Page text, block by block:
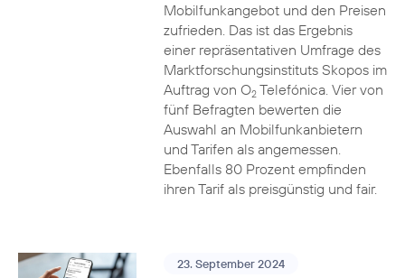
Mobilfunkangebot und den Preisen
zufrieden. Das ist das Ergebnis
einer repräsentativen Umfrage des
Marktforschungsinstituts Skopos im
Auftrag von O2Telefónica. Vier von
fünf Befragten bewerten die
Auswahl an Mobilfunkanbietern
und Tarifen als angemessen.
Ebenfalls 80 Prozent empfinden
ihren Tarif als preisgünstig und fair.
23. September 2024